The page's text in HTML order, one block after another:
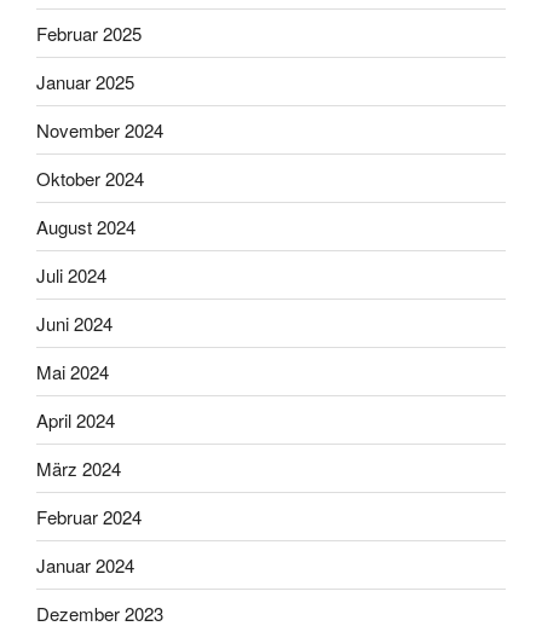
Februar 2025
Januar 2025
November 2024
Oktober 2024
August 2024
Juli 2024
Juni 2024
Mai 2024
April 2024
März 2024
Februar 2024
Januar 2024
Dezember 2023